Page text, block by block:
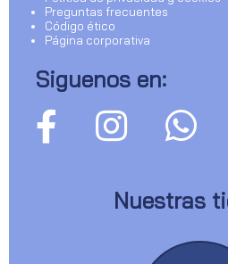
Preguntas frecuentes
Código ético
Página corporativa
Siguenos en:
Nuestras